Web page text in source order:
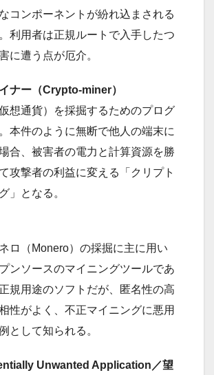
コンポーネントが紛れ込まされる
利用者は正規ルートで入手したつ
に遭う点が厄介。
ナー（Crypto-miner）
想通貨）を採掘するためのプログ
本件のように無断で他人の端末に
合、被害者の電力と計算資源を勝
攻撃者の利益に変える「クリプト
」となる。
ロ（Monero）の採掘に主に用い
ンソースのマイニングツールであ
規用途のソフトだが、匿名性の高
性がよく、不正マイニングに悪用
として知られる。
Unwanted Application／望